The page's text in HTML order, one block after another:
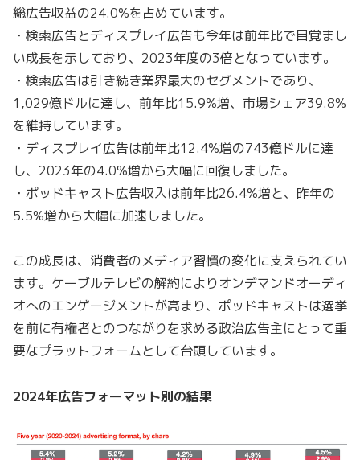
総広告収益の24.0%を占めています。
・検索広告とディスプレイ広告も今年は前年比で目覚まし
い成長を示しており、2023年度の3倍となっています。
・検索広告は引き続き業界最大のセグメントであり、
1,029億ドルに達し、前年比15.9%増、市場シェア39.8%
を維持しています。
・ディスプレイ広告は前年比12.4%増の743億ドルに達
し、2023年の4.0%増から大幅に回復しました。
・ポッドキャスト広告収入は前年比26.4%増と、昨年の
5.5%増から大幅に加速しました。
この成長は、消費者のメディア習慣の変化に支えられてい
ます。ケーブルテレビの解約によりオンデマンドオーディ
オへのエンゲージメントが高まり、ポッドキャストは選挙
を前に有権者とのつながりを求める政治広告主にとって重
要なプラットフォームとして台頭しています。
2024年広告フォーマット別の結果